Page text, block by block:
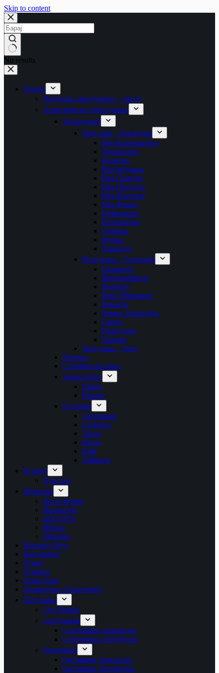
Skip to content
No results
Грција
Хотелско сместување – закуп
Апартманско сместување
Халкидики
Прв крак – Касандра
Неа Каликратија
Дионисиос
Калитеа
Неа Модања
Неа Плагија
Неа Потидеа
Неа Флогита
Неа Фокеа
Пефкохори
Полихроно
Сивири
Фурка
Ханиоти
Втор крак – Ситонија
Геракини
Метаморфоси
Вурвуру
Неос Мармарас
Никити
Ормос Панагијас
Сарти
Псакудија
Торони
Трет крак – Атос
Пиериа
Стримонски брег
Јонски брег
Парга
Врахос
Острови
Амулиани
Скијатос
Тасос
Евија
Крф
Лефкада
Египет
Хургада
Шпанија
Коста Брава
Валенсија
МАЛАГА
Ибица
Мајорка
Италија Лето
Крстарења
Тунис
Турција
Црна Гора
Лазаревски Апартмани
Патувања
City Breaks
Септември
Септември Авионски
Септември Автобуски
Октомври
Октомври Авионски
Октомври Автобуски